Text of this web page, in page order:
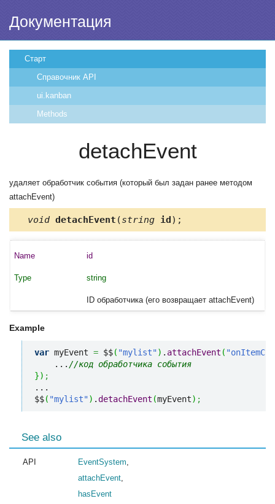
Документация
Старт
Справочник API
ui.kanban
Methods
detachEvent
удаляет обработчик события (который был задан ранее методом
attachEvent)
void detachEvent (string id);
id
string
ID обработчика (его возвращает attachEvent)
Example
var myEvent = $$( "mylist") . attachEvent (
    ...
//код обработчика события
}) ;
...
$$( "mylist") .detachEvent (myEvent) ;
See also
API EventSystem
attachEvent
hasEvent